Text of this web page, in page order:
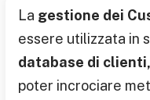
La gestione dei
essere utilizzata in
database di
poter incrociare